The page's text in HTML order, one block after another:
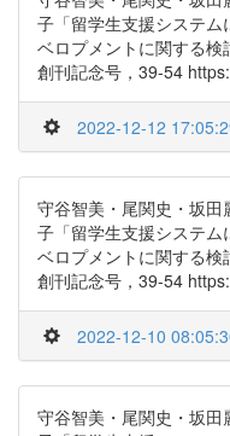
子「留学生支援システム
ベロプメントに関する検
創刊記念号，39-54
2022-12-12
守谷智美・尾関史・坂
子「留学生支援システム
ベロプメントに関する検
創刊記念号，39-54
2022-12-10
守谷智美・尾関史・坂